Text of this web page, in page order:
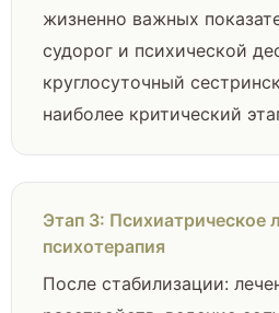
жизненно важных
судорог и психической
круглосуточный
наиболее критический
Этап 3: Психиатрическое
психотерапия
После стабилизации: